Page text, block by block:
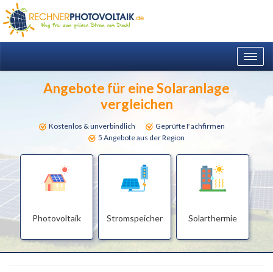
Angebote für eine Solaranlage
vergleichen
Kostenlos & unverbindlich
Geprüfte Fachfirmen
5 Angebote aus der Region
Photovoltaik Stromspeicher Solarthermie